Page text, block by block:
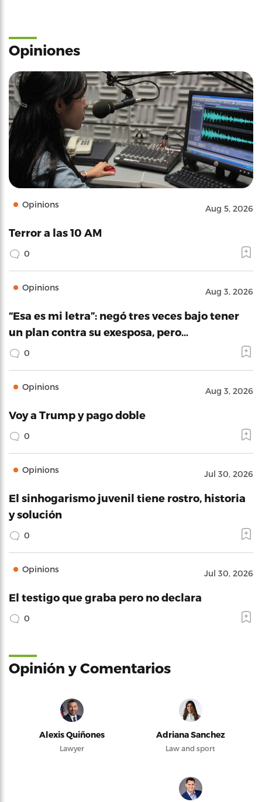
Opiniones
Opinions Aug 5, 2026
Terror a las 10 AM
0
Opinions Aug 3, 2026
“Esa es mi letra”: negó tres veces bajo tener
un plan contra su exesposa, pero…
0
Opinions Aug 3, 2026
Voy a Trump y pago doble
0
Opinions Jul 30, 2026
El sinhogarismo juvenil tiene rostro, historia
y solución
0
Opinions Jul 30, 2026
El testigo que graba pero no declara
0
Opinión y Comentarios
Alexis Quiñones
Lawyer
Adriana Sanchez
Law and sport